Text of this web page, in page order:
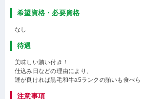
希望資格・必要資格
なし
待遇
美味しい賄い付き！
仕込み日などの理由により、
運が良ければ黒毛和牛a5ランクの賄いも食べら
注意事項